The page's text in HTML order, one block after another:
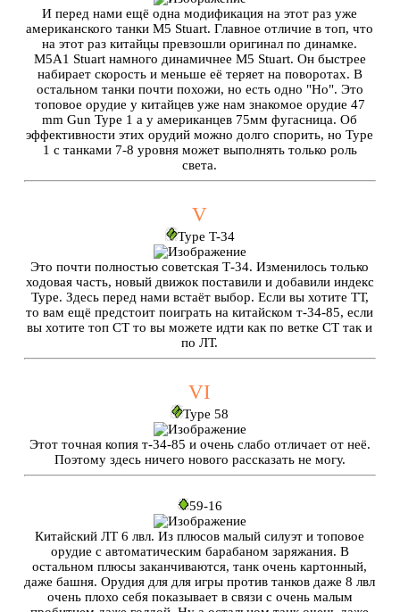
И перед нами ещё одна модификация на этот раз уже
американского танки М5 Stuart. Главное отличие в топ, что
на этот раз китайцы превзошли оригинал по динамке.
М5A1 Stuart намного динамичнее М5 Stuart. Он быстрее
набирает скорость и меньше её теряет на поворотах. В
остальном танки почти похожи, но есть одно "Но". Это
топовое орудие у китайцев уже нам знакомое орудие 47
mm Gun Type 1 а у американцев 75мм фугасница. Об
эффективности этих орудий можно долго спорить, но Type
1 с танками 7-8 уровня может выполнять только роль
света.
V
Type T-34
Это почти полностью советская Т-34. Изменилось только
ходовая часть, новый движок поставили и добавили индекс
Type. Здесь перед нами встаёт выбор. Если вы хотите ТТ,
то вам ещё предстоит поиграть на китайском т-34-85, если
вы хотите топ СТ то вы можете идти как по ветке СТ так и
по ЛТ.
VI
Type 58
Этот точная копия т-34-85 и очень слабо отличает от неё.
Поэтому здесь ничего нового рассказать не могу.
59-16
Китайский ЛТ 6 лвл. Из плюсов малый силуэт и топовое
орудие с автоматическим барабаном заряжания. В
остальном плюсы заканчиваются, танк очень картонный,
даже башня. Орудия для для игры против танков даже 8 лвл
очень плохо себя показывает в связи с очень малым